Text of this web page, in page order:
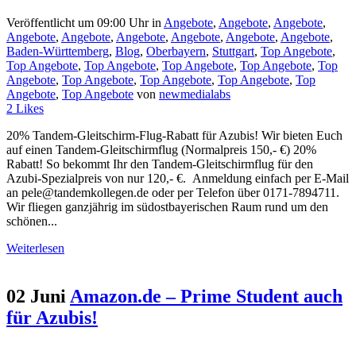
Veröffentlicht um 09:00 Uhrin Angebote, Angebote, Angebote,
Angebote, Angebote, Angebote, Angebote, Angebote, Angebote,
Baden-Württemberg, Blog, Oberbayern, Stuttgart, Top Angebote,
Top Angebote, Top Angebote, Top Angebote, Top Angebote, Top
Angebote, Top Angebote, Top Angebote, Top Angebote, Top
Angebote, Top Angebote von newmedialabs
2 Likes
20% Tandem-Gleitschirm-Flug-Rabatt für Azubis! Wir bieten Euch
auf einen Tandem-Gleitschirmflug (Normalpreis 150,- €) 20%
Rabatt! So bekommt Ihr den Tandem-Gleitschirmflug für den
Azubi-Spezialpreis von nur 120,- €. Anmeldung einfach per E-Mail
an pele@tandemkollegen.de oder per Telefon über 0171-7894711.
Wir fliegen ganzjährig im südostbayerischen Raum rund um den
schönen...
Weiterlesen
02 Juni Amazon.de – Prime Student auch
für Azubis!